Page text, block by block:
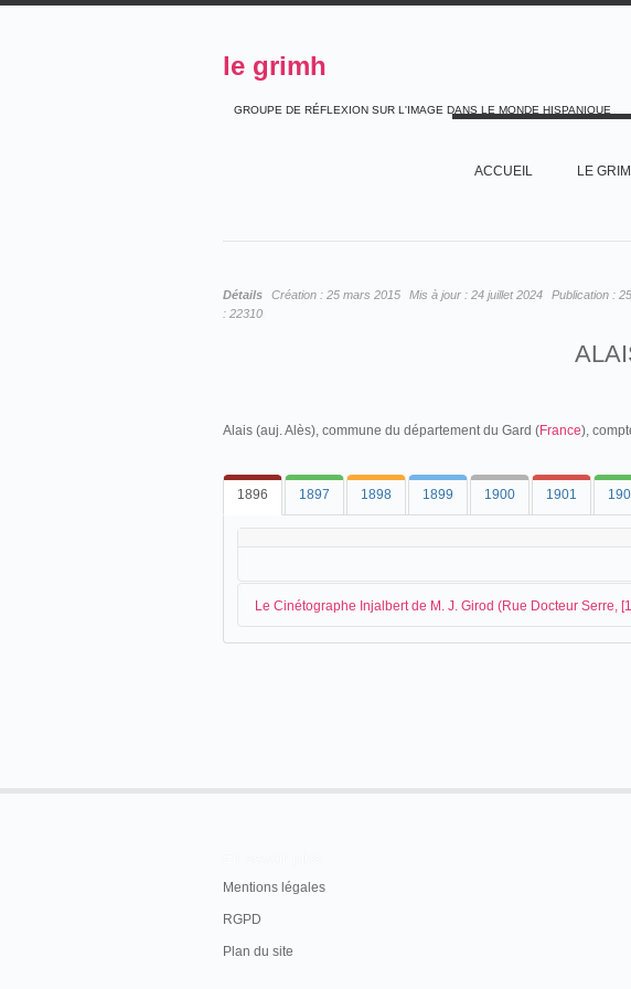
le grimh
GROUPE DE RÉFLEXION SUR L'IMAGE DANS LE MONDE HISPANIQUE
ACCUEIL LE
Détails Création : 25 mars 2015 Mis à jour : 24 juillet 2024 Publication :
: 22310
Alais (auj. Alès), commune du département du Gard (France),
1896 1897 1898 1899 1900 1901
Le Cinétographe Injalbert de M. J. Girod (Rue Docteur Serre, [1
Mentions légales
RGPD
Plan du site